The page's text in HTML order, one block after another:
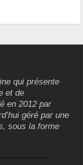
qui présente
et de
en 2012 par
géré par une
sous la forme